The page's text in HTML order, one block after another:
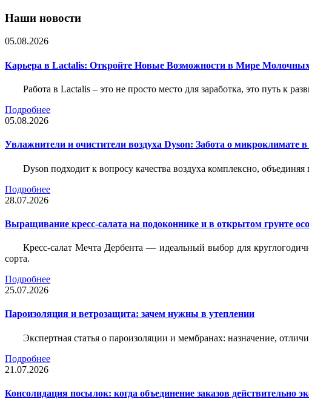
Наши новости
05.08.2026
Карьера в Lactalis: Откройте Новые Возможности в Мире
Работа в Lactalis – это не просто место для заработка, это путь к
Подробнее
05.08.2026
Увлажнители и очистители воздуха Dyson: Забота о микроклимате
Dyson подходит к вопросу качества воздуха комплексно,
Подробнее
28.07.2026
Выращивание кресс-салата на подоконнике и в открытом грунте
Кресс-салат Мечта Дербента — идеальный выбор для
сорта.
Подробнее
25.07.2026
Пароизоляция и ветрозащита: зачем нужны в утеплении
Экспертная статья о пароизоляции и мембранах: назначение,
Подробнее
21.07.2026
Консолидация посылок: когда объединение заказов действительно